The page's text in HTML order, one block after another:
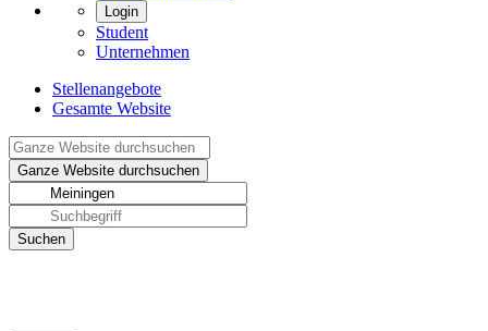
Login
Student
Unternehmen
Stellenangebote
Gesamte Website